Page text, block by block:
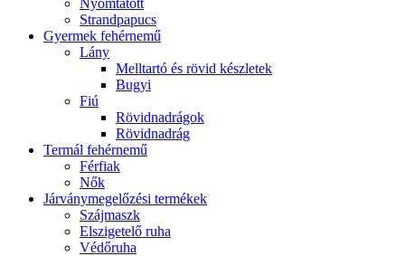
Strandpapucs
Gyermek fehérnemű
Lány
Melltartó és rövid készletek
Bugyi
Fiú
Rövidnadrágok
Rövidnadrág
Termál fehérnemű
Férfiak
Nők
Járványmegelőzési termékek
Szájmaszk
Elszigetelő ruha
Védőruha